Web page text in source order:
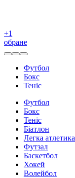
+1
обране
Футбол
Бокс
Теніс
Футбол
Бокс
Теніс
Біатлон
Легка атлетика
Футзал
Баскетбол
Хокей
Волейбол